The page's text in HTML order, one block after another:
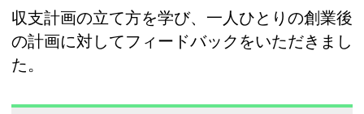
収支計画の立て方を学び、一人ひとりの創業後
の計画に対してフィードバックをいただきまし
た。